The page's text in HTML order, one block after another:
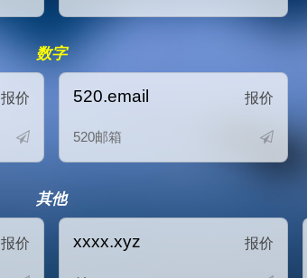
数字
报价 520.email 报价
520邮箱
其他
报价 xxxx.xyz 报价